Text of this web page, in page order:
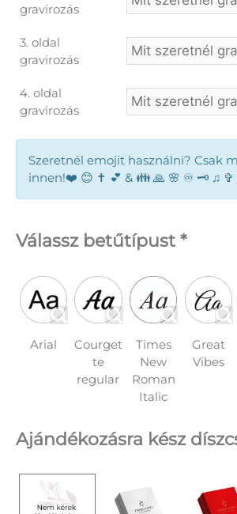
gravirozás
3. oldal
gravirozás
4. oldal
gravirozás
Szeretnél emojit használni? Csak
innen!❤️ 😊 ✝️ 💕 & 👪 🙏 🌸 ♾️ 🗝️ ♫ ✞
Válassz betűtípust *
Arial
Courget
te
regular
Times
New
Roman
Italic
Great
Vibes
Ajándékozásra kész